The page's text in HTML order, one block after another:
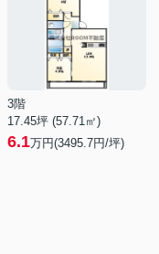
3階
17.45坪 (57.71㎡)
6.1万円(3495.7円/坪)